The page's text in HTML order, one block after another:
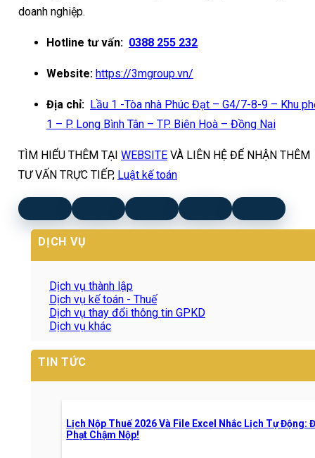
doanh nghiệp.
Hotline tư vấn: 0388 255 232
Website: https://3mgroup.vn/
Địa chỉ: Lầu 1 -Tòa nhà Phúc Đạt – G4/7-8-9 – Khu
1 – P. Long Bình Tân – TP. Biên Hoà – Đồng Nai
TÌM HIỂU THÊM TẠI WEBSITE VÀ LIÊN HỆ ĐỂ NHẬN THÊM
TƯ VẤN TRỰC TIẾP, Luật kế toán
DỊCH VỤ
Dịch vụ thành lập
Dịch vụ kế toán - Thuế
Dịch vụ thay đổi thông tin GPKD
Dịch vụ khác
TIN TỨC
Lịch Nộp Thuế 2026 Và File Excel Nhắc Lịch Tự Động:
Phạt Chậm Nộp!